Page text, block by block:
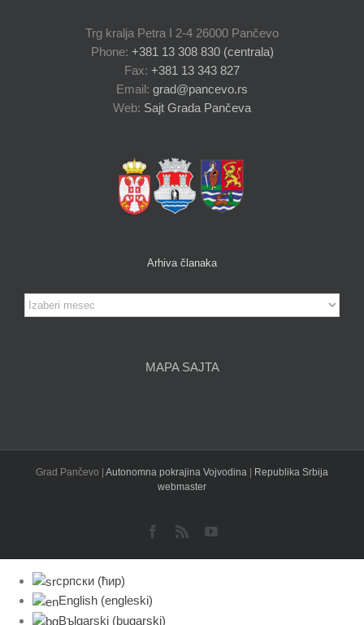
Trg kralja Petra I 2-4 26000 Pančevo
Phone: +381 13 308 830 (centrala)
Fax: +381 13 343 827
Email: grad@pancevo.rs
Web: Sajt Grada Pančeva
Arhiva članaka
Arhiva
članaka
MAPA SAJTA
Grad Pančevo | Autonomna pokrajina Vojvodina | Republika Srbija
webmaster
Facebook
Rss YouTube
српски (ћир)
English (engleski)
Bъlgarski (bugarski)